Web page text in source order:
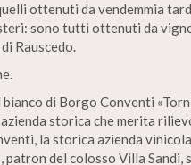
ottenuti da vendemmia
sono tutti ottenuti da
Rauscedo.
di Borgo Conventi
storica che merita
la storica azienda
del colosso Villa Sandi,